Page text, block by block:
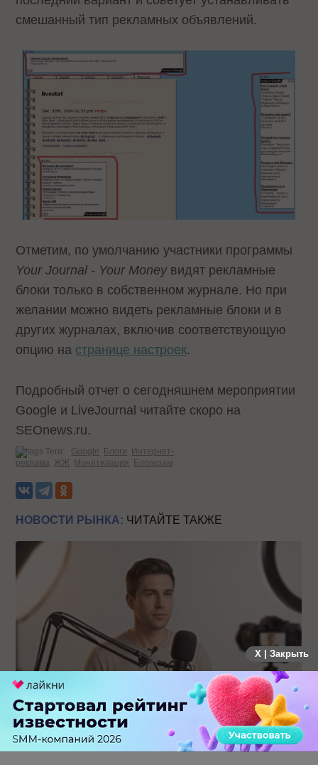
смешанный тип рекламных объявлений.
Отметим, по умолчанию участники программы
Your Journal - Your Moneyвидят рекламные
блоки только в собственном журнале. Но при
желании можно видеть рекламные блоки и в
других журналах, включив соответствующую
опцию на странице настроек.
Подробный отчет о сегодняшнем мероприятии
Google и LiveJournal читайте скоро на
SEOnews.ru.
Теги: Google Блоги Интернет-
реклама ЖЖ Монетизация Блогерам
НОВОСТИ РЫНКА: ЧИТАЙТЕ ТАКЖЕ
Российский рынок инфлюенс-маркетинга вошел в фазу
стагнации после нескольких лет роста
X | Закрыть